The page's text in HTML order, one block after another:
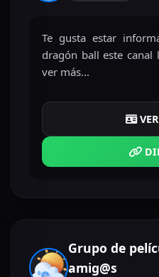
Te gusta estar
dragón ball este canal
ver más...
Grupo de
amig@s